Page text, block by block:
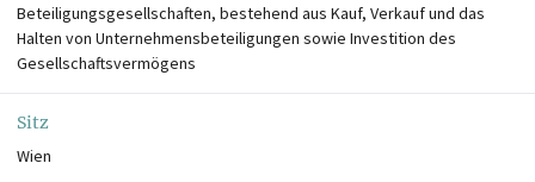
Beteiligungsgesellschaften, bestehend aus Kauf, Verkauf und das
Halten von Unternehmensbeteiligungen sowie Investition des
Gesellschaftsvermögens
Sitz
Wien